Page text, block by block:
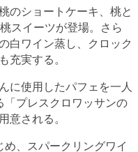
のショートケーキ、桃と
スイーツが登場。さら
白ワイン蒸し、クロック
充実する。
に使用したパフェを一人
プレスクロワッサンの
意される。
、スパークリングワイ